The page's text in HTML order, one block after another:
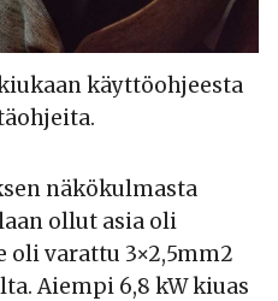
käyttöohjeesta
näkökulmasta
ollut asia oli
oli varattu 3×2,5mm2
Aiempi 6,8 kW kiuas